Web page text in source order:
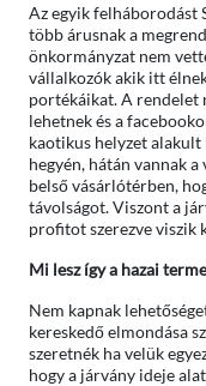
Az egyik felháborodást
több árusnak a
önkormányzat nem
vállalkozók akik itt
portékáikat. A
lehetnek és a
kaotikus helyzet alakult
hegyén, hátán vannak
belső vásárlótérben,
távolságot. Viszont a
profitot szerezve viszik
Mi lesz így a hazai
Nem kapnak
kereskedő elmondása
szeretnék ha velük
hogy a járvány ideje